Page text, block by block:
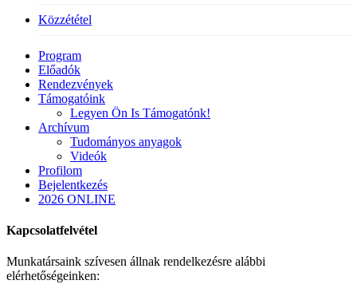
Közzététel
Close
Menu
Program
Előadók
Rendezvények
Támogatóink
Legyen Ön Is Támogatónk!
Archívum
Tudományos anyagok
Videók
Profilom
Bejelentkezés
2026 ONLINE
Kapcsolatfelvétel
Munkatársaink szívesen állnak rendelkezésre alábbi
elérhetőségeinken: